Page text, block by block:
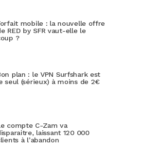
mobile : la nouvelle offre
RED by SFR vaut-elle le
?
plan : le VPN Surfshark est
seul (sérieux) à moins de 2€
compte C-Zam va
laissant 120 000
à l’abandon